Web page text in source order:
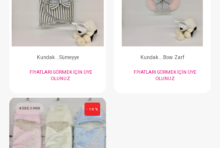
#233.1111
Kundak...Sümeyye
#233.1004